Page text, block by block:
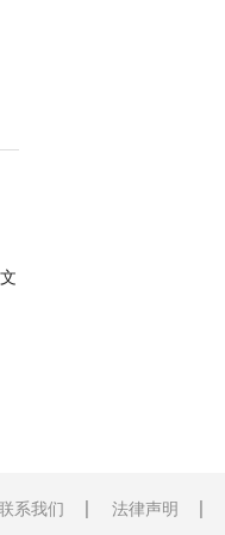
系我们 法律声明